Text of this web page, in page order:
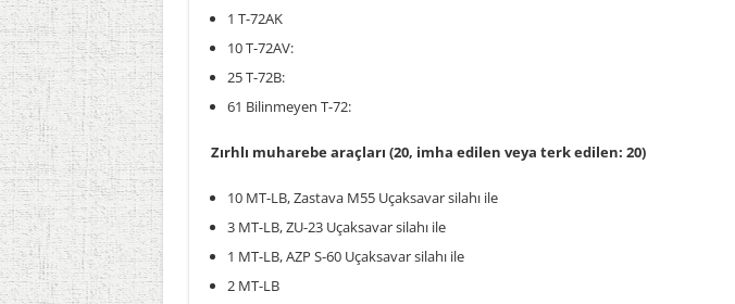
1 T-72AK
10 T-72AV:
25 T-72B:
61 Bilinmeyen T-72:
Zırhlı muharebe araçları (20, imha edilen veya terk edilen: 20)
10 MT-LB, Zastava M55 Uçaksavar silahı ile
3 MT-LB, ZU-23 Uçaksavar silahı ile
1 MT-LB, AZP S-60 Uçaksavar silahı ile
2 MT-LB